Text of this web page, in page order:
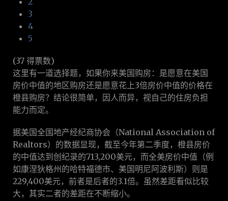
3
4
5
(37 得票数)
这里有一道选择题，如果你来美国购房：是愿意在美国
房价中值的地区购房还是愿意花上3倍房价中值的价格在
橙县购房？结论很简单，因人而异，视自己的住房负担
能力而定。
据美国全国地产经纪商协会（National Association of
Realtors）的数据显现，截至今年第二季度，橙县房价
的中值达到创纪录的713,200美元，而全美房价中值（例
如康涅狄格州的哈特福德市、美国明尼阿波利斯）则是
229,400美元，前者是后者的3.1倍。虽然差距看似比较
大，其实二者的差距在不断缩小。